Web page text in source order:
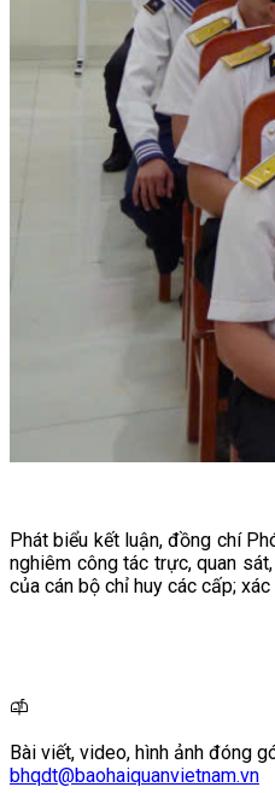
Phát biểu kết luận, đồng chí
nghiêm công tác trực, quan
của cán bộ chỉ huy các cấp;
Bài viết, video, hình ảnh đóng
bhqdt@baohaiquanvietnam.vn